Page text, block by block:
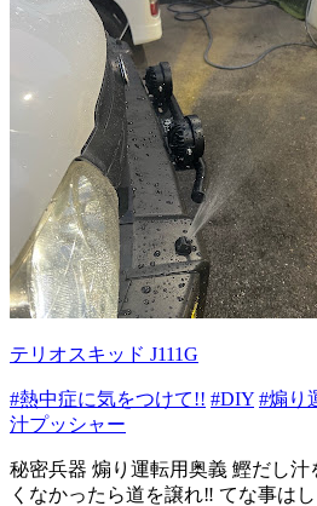
テリオスキッド J111G
#熱中症に気をつけて!! #DIY #煽り
汁プッシャー
秘密兵器 煽り運転用奥義 鰹だし汁
くなかったら道を譲れ‼️ てな事は